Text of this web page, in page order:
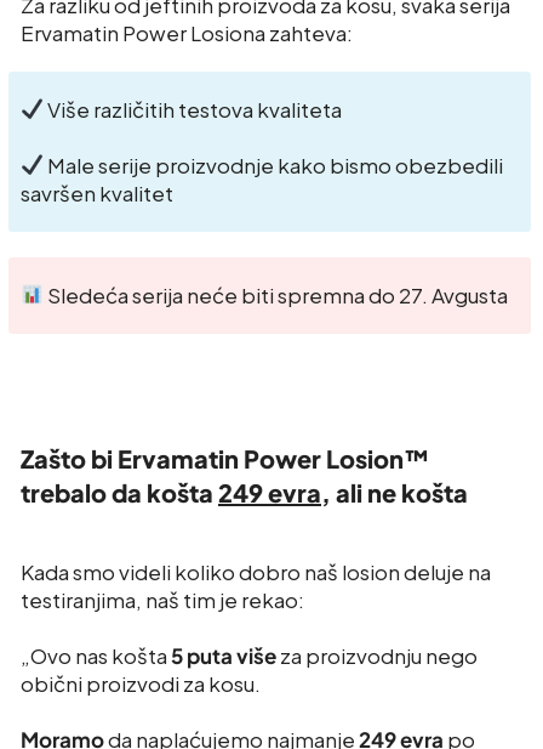
Ervamatin Power Losiona zahteva:
Više različitih testova kvaliteta
Male serije proizvodnje kako bismo obezbedili
savršen kvalitet
Sledeća serija neće biti spremna do 27. Avgusta
Zašto bi Ervamatin Power Losion™
trebalo da košta 249 evra, ali ne košta
Kada smo videli koliko dobro naš losion deluje na
testiranjima, naš tim je rekao:
„Ovo nas košta5 puta višeza proizvodnju nego
obični proizvodi za kosu.
Moramoda naplaćujemo najmanje249 evra po